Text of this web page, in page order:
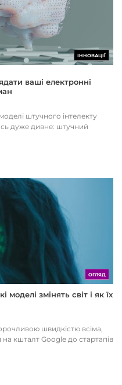
ІННОВАЦІЇ
ваші електронні
штучного інтелекту
дуже дивне: штучний
ОГЛЯД
змінять світ і як їх
швидкістю всіма,
на кшталт Google до стартапів